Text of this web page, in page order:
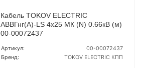
Кабель TOKOV ELECTRIC
АВВГнг(А)-LS 4х25 МК (N) 0.66кВ (м)
00-00072437
Артикул:
00-00072437
Бренд:
TOKOV ELECTRIC КПП